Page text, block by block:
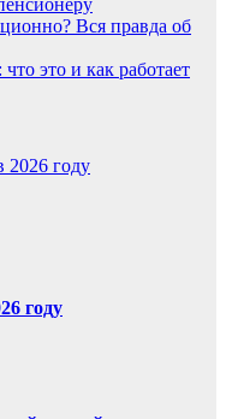
Вся правда об
это и как работает
2026 году
году